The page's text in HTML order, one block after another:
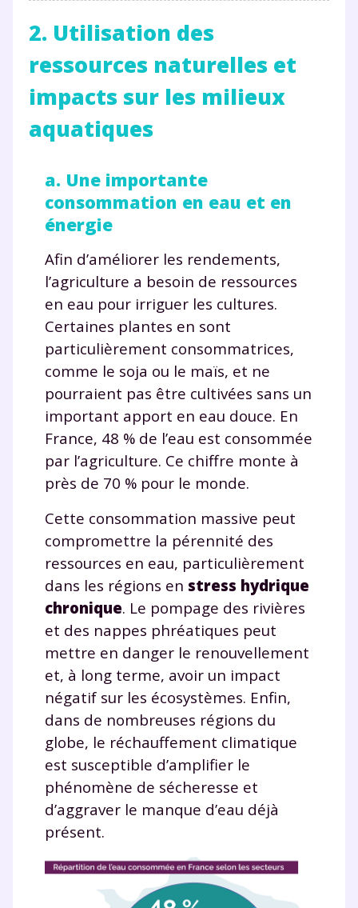
2. Utilisation des
ressources naturelles et
impacts sur les milieux
aquatiques
a. Une importante
consommation en eau et en
énergie
Afin d’améliorer les rendements,
l’agriculture a besoin de ressources
en eau pour irriguer les cultures.
Certaines plantes en sont
particulièrement consommatrices,
comme le soja ou le maïs, et ne
pourraient pas être cultivées sans un
important apport en eau douce. En
France, 48 % de l’eau est consommée
par l’agriculture. Ce chiffre monte à
près de 70 % pour le monde.
Cette consommation massive peut
compromettre la pérennité des
ressources en eau, particulièrement
dans les régions en stress hydrique
chronique. Le pompage des rivières
et des nappes phréatiques peut
mettre en danger le renouvellement
et, à long terme, avoir un impact
négatif sur les écosystèmes. Enfin,
dans de nombreuses régions du
globe, le réchauffement climatique
est susceptible d’amplifier le
phénomène de sécheresse et
d’aggraver le manque d’eau déjà
présent.